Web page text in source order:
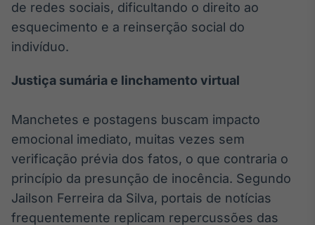
Broadcast
Curadoria
Soluções de
Broadcast
Radar
Monitoramento
inteligente de
notícias e
conteúdos
de redes sociais, dificultando o direito ao
esquecimento e a reinserção social do
indivíduo.
Justiça sumária e linchamento virtual
Manchetes e postagens buscam impacto
emocional imediato, muitas vezes sem
verificação prévia dos fatos, o que contraria o
princípio da presunção de inocência. Segundo
Jailson Ferreira da Silva, portais de notícias
frequentemente replicam repercussões das